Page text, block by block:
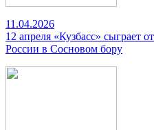
11.04.2026
12 апреля «Кузбасс» сыграет
России в Сосновом бору